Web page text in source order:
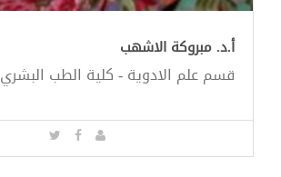
أ.د. مبروكة الاشهب
قسم علم الادوية - كلية الطب البشري